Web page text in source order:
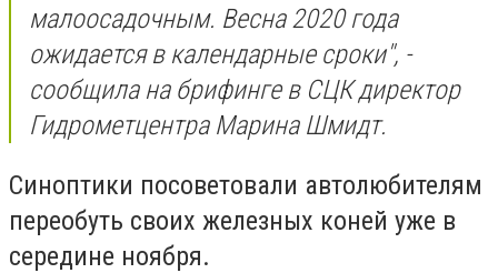
малоосадочным. Весна 2020 года
ожидается в календарные сроки", -
сообщила на брифинге в СЦК директор
Гидрометцентра Марина Шмидт.
Синоптики посоветовали автолюбителям
переобуть своих железных коней уже в
середине ноября.